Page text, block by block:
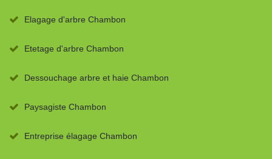
Elagage d'arbre Chambon
Etetage d'arbre Chambon
Dessouchage arbre et haie Chambon
Paysagiste Chambon
Entreprise élagage Chambon